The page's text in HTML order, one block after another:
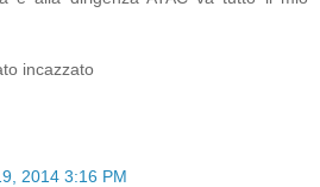
incazzato
2014 3:16 PM